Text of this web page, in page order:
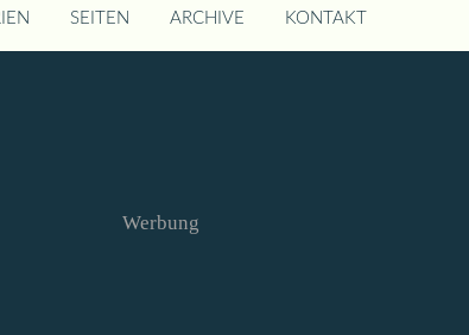
SEITEN ARCHIVE KONTAKT
Werbung